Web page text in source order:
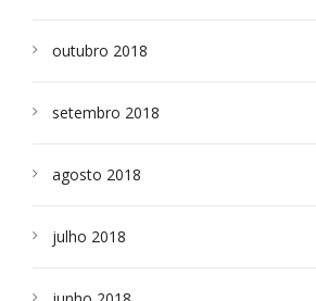
outubro 2018
setembro 2018
agosto 2018
julho 2018